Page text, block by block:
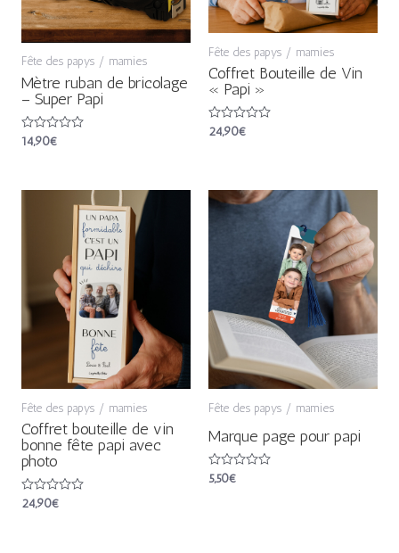
Fête des papys / mamies
Mètre ruban de bricolage
– Super Papi
Note
14,90€
Fête des papys / mamies
Coffret Bouteille de Vin
« Papi »
Note
24,90€
Fête des papys / mamies
Coffret bouteille de vin
bonne fête papi avec
photo
Note
24,90€
Fête des papys / mamies
Marque page pour papi
Note
5,50€